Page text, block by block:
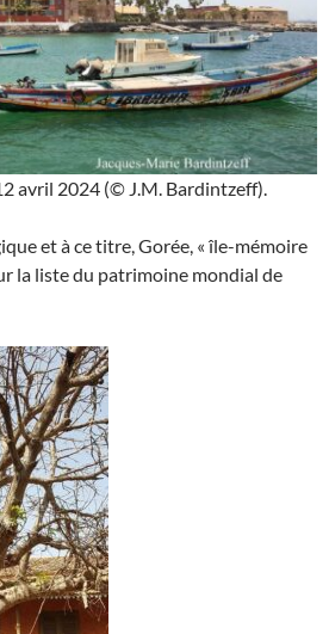
avril 2024 (© J.M. Bardintzeff).
et à ce titre, Gorée, « île-mémoire
la liste du patrimoine mondial de